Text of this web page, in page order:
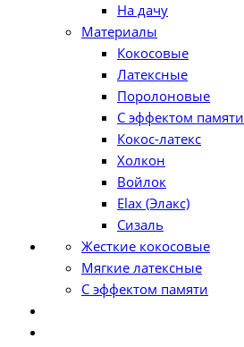
На дачу
Материалы
Кокосовые
Латексные
Поролоновые
С эффектом памяти
Кокос-латекс
Холкон
Войлок
Elax (Элакс)
Сизаль
Жесткие кокосовые
Мягкие латексные
С эффектом памяти